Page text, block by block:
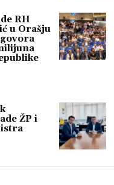
RH
u Orašju
ŽP i